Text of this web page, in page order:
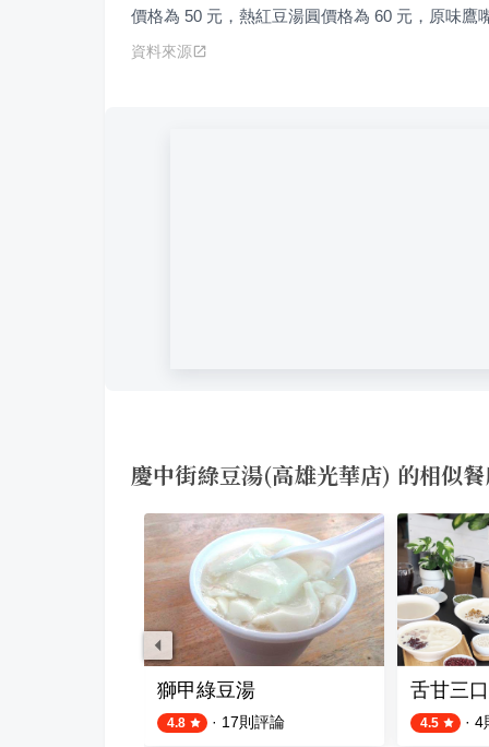
價格為 50 元，熱紅豆湯圓價格為 60 元，原味鷹
資料來源
慶中街綠豆湯(高雄光華店) 的相似
獅甲綠豆湯
4.8 · 17則評論
舌甘三
4.5 · 4